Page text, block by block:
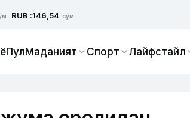
RUB :146,54 сўм
ПулМаданият Спорт Лайфстайл